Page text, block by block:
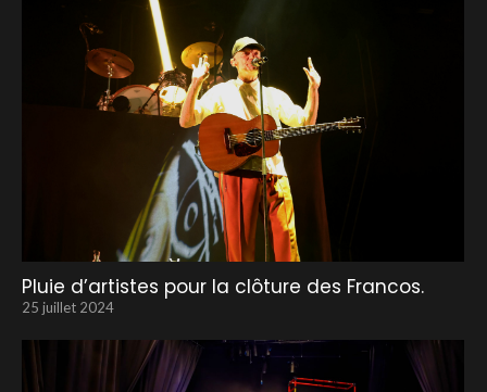
Pluie d’artistes pour la clôture des Francos.
25 juillet 2024